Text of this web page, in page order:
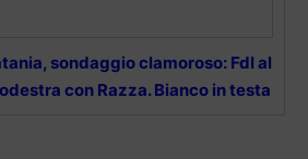
sondaggio clamoroso: FdI al
con Razza. Bianco in testa